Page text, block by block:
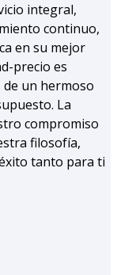
integral,
continuo,
en su mejor
precio es
un hermoso
La
compromiso
filosofía,
tanto para ti